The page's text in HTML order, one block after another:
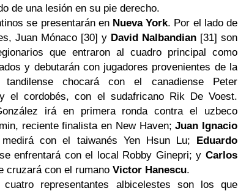
de una lesión en su pie derecho.
se presentarán en Nueva York. Por el lado de
Juan Mónaco [30] y David Nalbandian [31] son
que entraron al cuadro principal como
y debutarán con jugadores provenientes de la
chocará con el canadiense Peter
el cordobés, con el sudafricano Rik De Voest.
irá en primera ronda contra el uzbeco
reciente finalista en New Haven;Juan Ignacio
con el taiwanés Yen Hsun Lu; Eduardo
enfrentará con el local Robby Ginepri; y Carlos
cruzará con el rumano Victor Hanescu.
representantes albicelestes son los que